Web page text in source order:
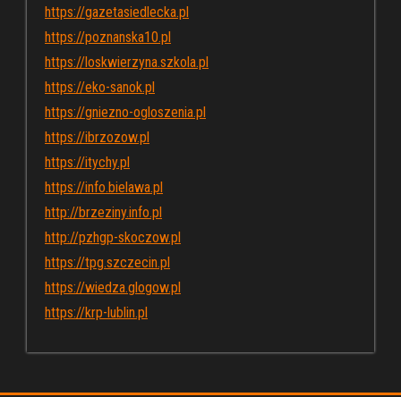
https://gazetasiedlecka.pl
https://poznanska10.pl
https://loskwierzyna.szkola.pl
https://eko-sanok.pl
https://gniezno-ogloszenia.pl
https://ibrzozow.pl
https://itychy.pl
https://info.bielawa.pl
http://brzeziny.info.pl
http://pzhgp-skoczow.pl
https://tpg.szczecin.pl
https://wiedza.glogow.pl
https://krp-lublin.pl